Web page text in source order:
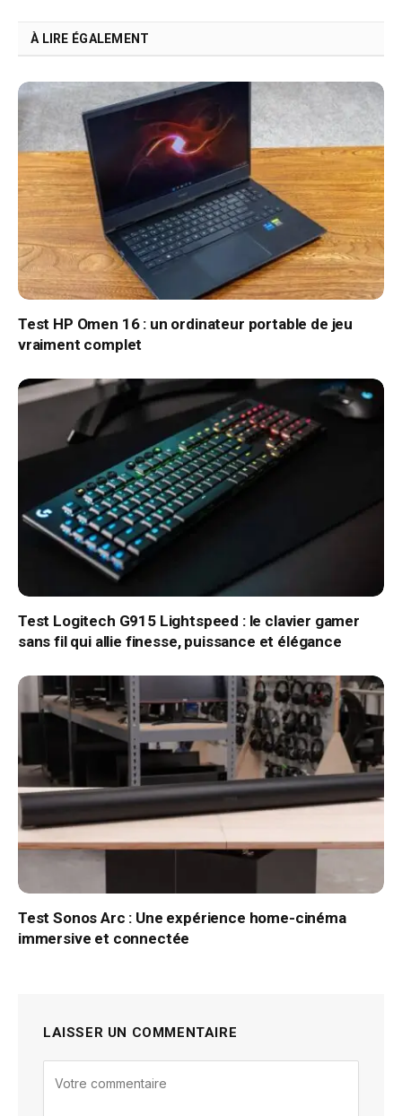
À LIRE ÉGALEMENT
Test HP Omen 16 : un ordinateur portable de jeu
vraiment complet
Test Logitech G915 Lightspeed : le clavier gamer
sans fil qui allie finesse, puissance et élégance
Test Sonos Arc : Une expérience home-cinéma
immersive et connectée
LAISSER UN COMMENTAIRE